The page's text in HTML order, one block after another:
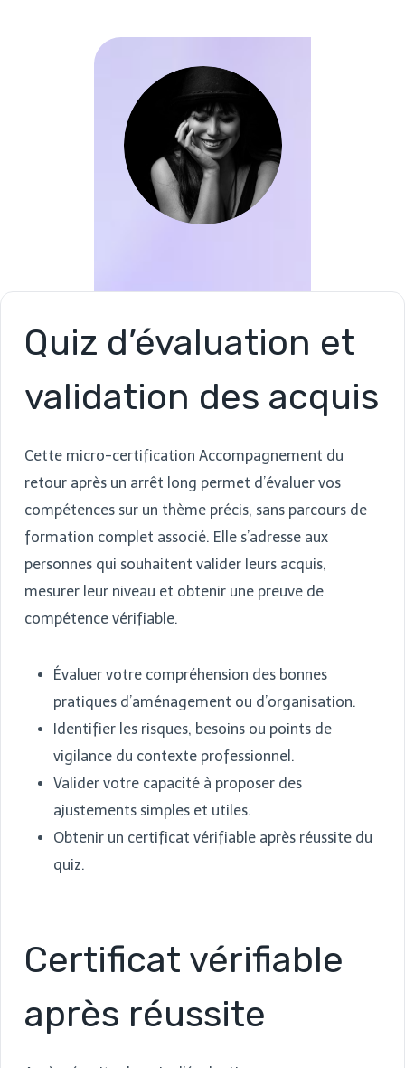
Quiz d’évaluation et
validation des acquis
Cette micro-certification Accompagnement du
retour après un arrêt long permet d’évaluer vos
compétences sur un thème précis, sans parcours de
formation complet associé. Elle s’adresse aux
personnes qui souhaitent valider leurs acquis,
mesurer leur niveau et obtenir une preuve de
compétence vérifiable.
Évaluer votre compréhension des bonnes
pratiques d’aménagement ou d’organisation.
Identifier les risques, besoins ou points de
vigilance du contexte professionnel.
Valider votre capacité à proposer des
ajustements simples et utiles.
Obtenir un certificat vérifiable après réussite du
quiz.
Certificat vérifiable
après réussite